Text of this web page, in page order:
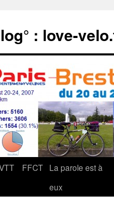
: love-
FFCT La parole est à
eux